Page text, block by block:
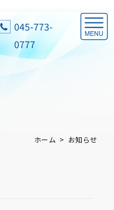
045-773-
0777
ホーム お知らせ